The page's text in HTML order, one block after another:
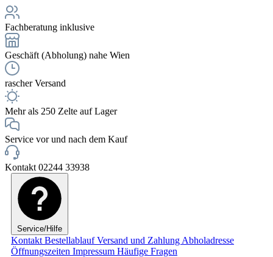
Fachberatung inklusive
Geschäft (Abholung) nahe Wien
rascher Versand
Mehr als 250 Zelte auf Lager
Service vor und nach dem Kauf
Kontakt 02244 33938
Service/Hilfe
Kontakt BestellablaufVersand und Zahlung Abholadresse
Öffnungszeiten Impressum Häufige Fragen